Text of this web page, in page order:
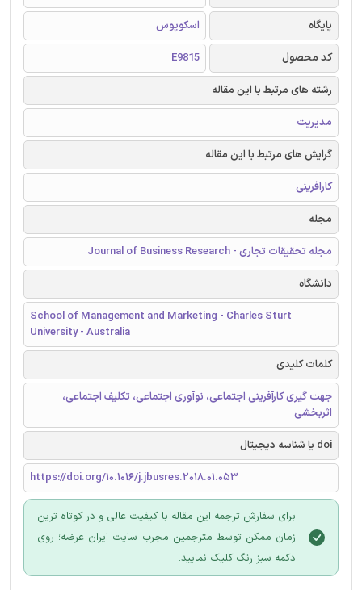
پایگاه
اسکوپوس
کد محصول
E9815
رشته های مرتبط با این مقاله
مدیریت
گرایش های مرتبط با این مقاله
کارافرینی
مجله
مجله تحقیقات تجاری - Journal of Business Research
دانشگاه
School of Management and Marketing - Charles Sturt
University - Australia
کلمات کلیدی
جهت گیری کارآفرینی اجتماعی، نوآوری اجتماعی، تکلیف اجتماعی،
اثربخشی
doi یا شناسه دیجیتال
https://doi.org/10.1016/j.jbusres.2018.01.053
برای سفارش ترجمه این مقاله با کیفیت عالی و در کوتاه ترین
زمان ممکن توسط مترجمین مجرب سایت ایران عرضه؛ روی
دکمه سبز رنگ کلیک نمایید.